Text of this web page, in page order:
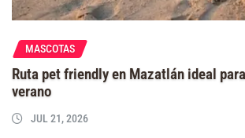
MASCOTAS
Ruta pet friendly en Mazatlán ideal
verano
JUL 21, 2026